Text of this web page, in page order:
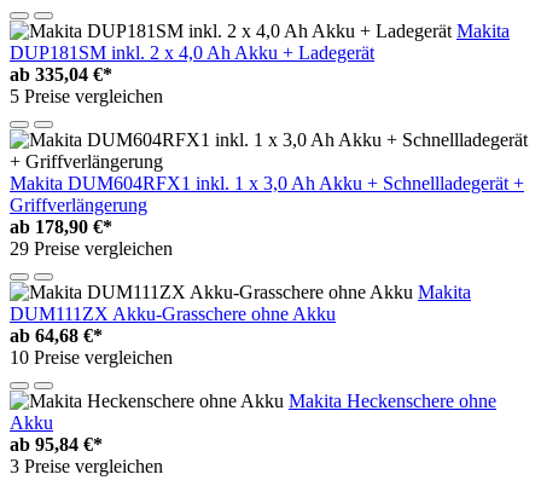
Makita
DUP181SM inkl. 2 x 4,0 Ah Akku + Ladegerät
ab 335,04 €*
5 Preise vergleichen
Makita DUM604RFX1 inkl. 1 x 3,0 Ah Akku + Schnellladegerät +
Griffverlängerung
ab 178,90 €*
29 Preise vergleichen
Makita
DUM111ZX Akku-Grasschere ohne Akku
ab 64,68 €*
10 Preise vergleichen
Makita Heckenschere ohne
Akku
ab 95,84 €*
3 Preise vergleichen